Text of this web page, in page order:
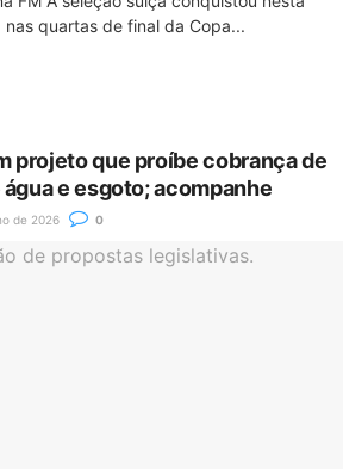
quartas de final da Copa...
projeto que proíbe cobrança de
e esgoto; acompanhe
de 2026 0